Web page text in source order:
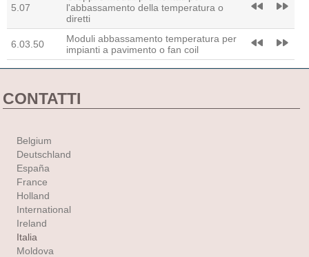
5.07
l'abbassamento della temperatura o
diretti
fast_rewind fast_forward
6.03.50
Moduli abbassamento temperatura per
impianti a pavimento o fan coil
fast_rewind fast_forward
CONTATTI
Belgium
Deutschland
España
France
Holland
International
Ireland
Italia
Moldova